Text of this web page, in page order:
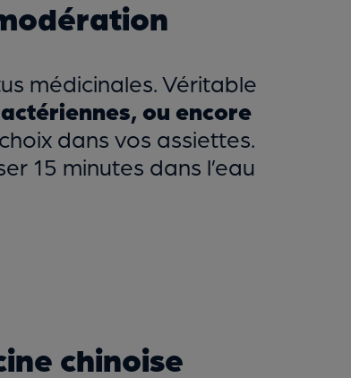
médicinales. Véritable
ou encore
dans vos assiettes.
15 minutes dans l’eau
chinoise